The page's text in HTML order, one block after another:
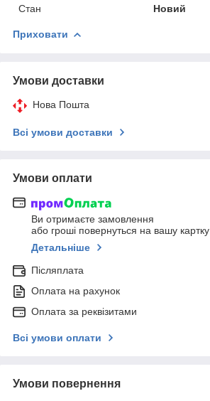
Стан
Новий
Приховати
Умови доставки
Нова Пошта
Всі умови доставки
Умови оплати
Ви отримаєте замовлення
або гроші повернуться на вашу картку
Детальніше
Післяплата
Оплата на рахунок
Оплата за реквізитами
Всі умови оплати
Умови повернення